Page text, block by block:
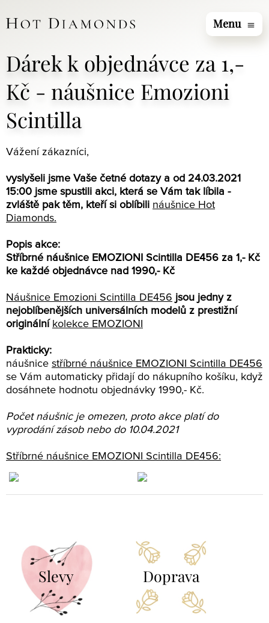
Menu menu
Dárek k objednávce za 1,-
Kč - náušnice Emozioni
Scintilla
Vážení zákazníci,
vyslyšeli jsme Vaše četné dotazy a od 24.03.2021
15:00 jsme spustili akci, která se Vám tak líbila -
zvláště pak těm, kteří si oblíbili náušnice Hot
Diamonds.
Popis akce:
Stříbrné náušnice EMOZIONI Scintilla DE456 za 1,- Kč
ke každé objednávce nad 1990,- Kč
Náušnice Emozioni Scintilla DE456 jsou jedny z
nejoblíbenějších universálních modelů z prestižní
originální kolekce EMOZIONI
Prakticky:
náušnice stříbrné náušnice EMOZIONI Scintilla DE456
se Vám automaticky přidají do nákupního košíku, když
dosáhnete hodnotu objednávky 1990,- Kč.
Počet náušnic je omezen, proto akce platí do
vyprodání zásob nebo do 10.04.2021
Stříbrné náušnice EMOZIONI Scintilla DE456:
Slevy Doprava